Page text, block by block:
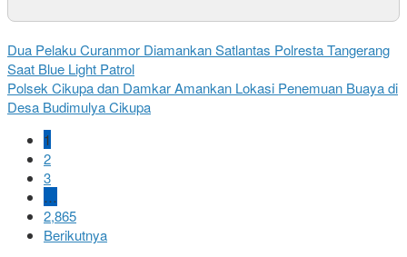
Dua Pelaku Curanmor Diamankan Satlantas Polresta Tangerang
Saat Blue Light Patrol
Polsek Cikupa dan Damkar Amankan Lokasi Penemuan Buaya di
Desa Budimulya Cikupa
1
2
3
…
2,865
Berikutnya